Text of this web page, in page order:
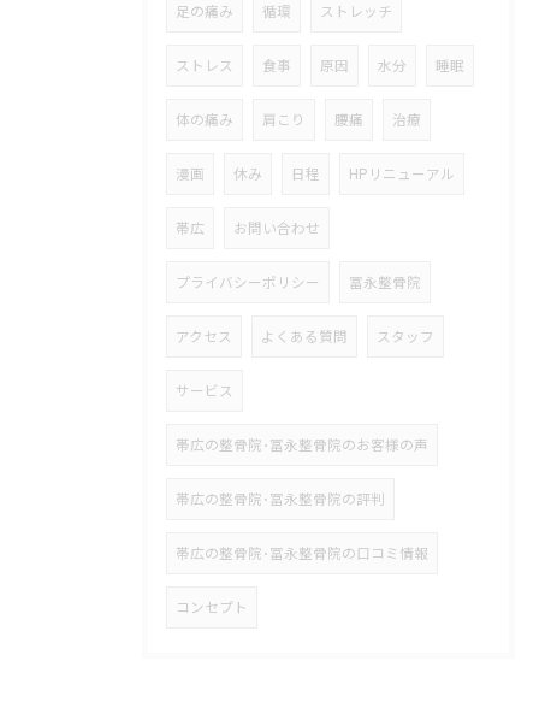
足の痛み 循環 ストレッチ
ストレス 食事 原因 水分 睡眠
体の痛み 肩こり 腰痛 治療
漫画 休み 日程 HPリニューアル
帯広 お問い合わせ
プライバシーポリシー 冨永整骨院
アクセス よくある質問 スタッフ
サービス
帯広の整骨院･冨永整骨院のお客様の声
帯広の整骨院･冨永整骨院の評判
帯広の整骨院･冨永整骨院の口コミ情報
コンセプト